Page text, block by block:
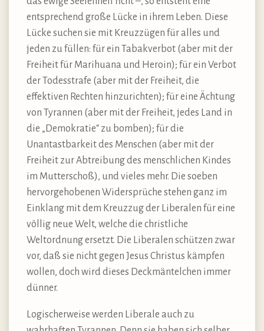
entsprechend große Lücke in ihrem Leben. Diese
Lücke suchen sie mit Kreuzzügen für alles und
jeden zu füllen: für ein Tabakverbot (aber mit der
Freiheit für Marihuana und Heroin); für ein Verbot
der Todesstrafe (aber mit der Freiheit, die
effektiven Rechten hinzurichten); für eine Ächtung
von Tyrannen (aber mit der Freiheit, jedes Land in
die „Demokratie“ zu bomben); für die
Unantastbarkeit des Menschen (aber mit der
Freiheit zur Abtreibung des menschlichen Kindes
im Mutterschoß), und vieles mehr. Die soeben
hervorgehobenen Widersprüche stehen ganz im
Einklang mit dem Kreuzzug der Liberalen für eine
völlig neue Welt, welche die christliche
Weltordnung ersetzt. Die Liberalen schützen zwar
vor, daß sie nicht gegen Jesus Christus kämpfen
wollen, doch wird dieses Deckmäntelchen immer
dünner.
Logischerweise werden Liberale auch zu